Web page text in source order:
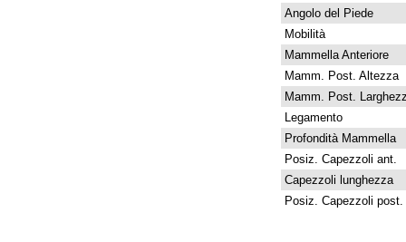
Angolo del Piede
Mobilità
Mammella Anteriore
Mamm. Post. Altezza
Mamm. Post.
Legamento
Profondità Mammella
Posiz. Capezzoli ant.
Capezzoli lunghezza
Posiz. Capezzoli post.